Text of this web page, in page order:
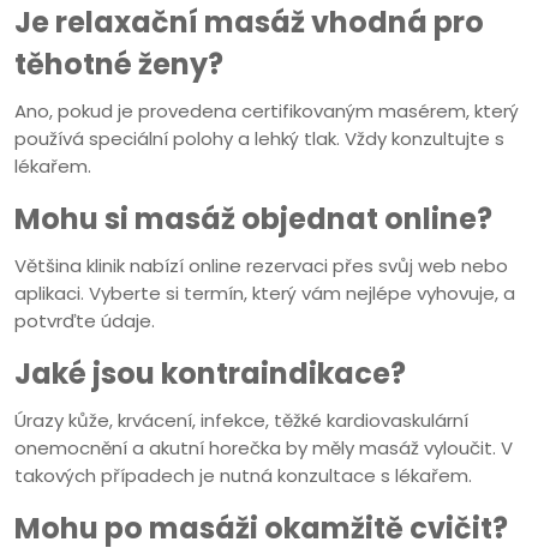
Je relaxační masáž vhodná pro
těhotné ženy?
Ano, pokud je provedena certifikovaným masérem, který
používá speciální polohy a lehký tlak. Vždy konzultujte s
lékařem.
Mohu si masáž objednat online?
Většina klinik nabízí online rezervaci přes svůj web nebo
aplikaci. Vyberte si termín, který vám nejlépe vyhovuje, a
potvrďte údaje.
Jaké jsou kontraindikace?
Úrazy kůže, krvácení, infekce, těžké kardiovaskulární
onemocnění a akutní horečka by měly masáž vyloučit. V
takových případech je nutná konzultace s lékařem.
Mohu po masáži okamžitě cvičit?